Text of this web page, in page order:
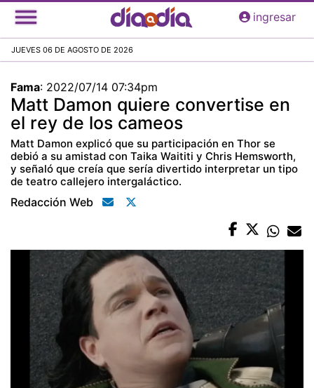
Pasar
al
principal
ingresar
JUEVES 06 DE AGOSTO DE 2026
Fama: 2022/07/14 07:34pm
Matt Damon quiere convertise en
el rey de los cameos
Matt Damon explicó que su participación en Thor se
debió a su amistad con Taika Waititi y Chris Hemsworth,
y señaló que creía que sería divertido interpretar un tipo
de teatro callejero intergaláctico.
Redacción Web